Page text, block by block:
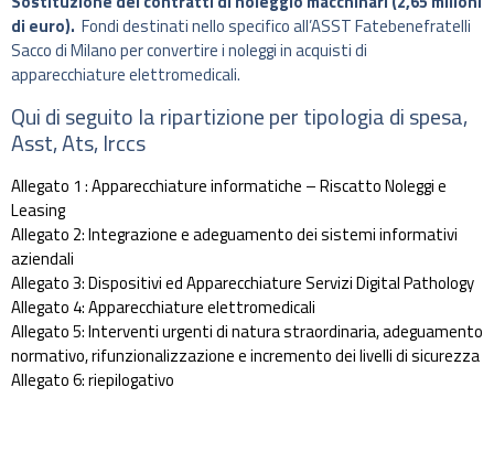
di euro). Fondi destinati nello specifico all’ASST Fatebenefratelli
Sacco di Milano per convertire i noleggi in acquisti di
apparecchiature elettromedicali.
Qui di seguito la ripartizione per tipologia di spesa,
Asst, Ats, Irccs
Allegato 1 : Apparecchiature informatiche – Riscatto Noleggi e
Leasing
Allegato 2: Integrazione e adeguamento dei sistemi informativi
aziendali
Allegato 3: Dispositivi ed Apparecchiature Servizi Digital Pathology
Allegato 4: Apparecchiature elettromedicali
Allegato 5: Interventi urgenti di natura straordinaria, adeguamento
normativo, rifunzionalizzazione e incremento dei livelli di sicurezza
Allegato 6: riepilogativo